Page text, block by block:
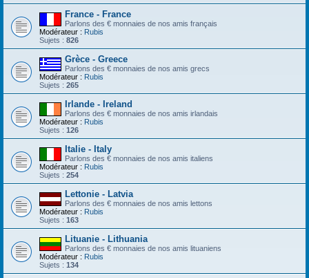
France - France
Parlons des € monnaies de nos amis français
Modérateur : Rubis
Sujets : 826
Grèce - Greece
Parlons des € monnaies de nos amis grecs
Modérateur : Rubis
Sujets : 265
Irlande - Ireland
Parlons des € monnaies de nos amis irlandais
Modérateur : Rubis
Sujets : 126
Italie - Italy
Parlons des € monnaies de nos amis italiens
Modérateur : Rubis
Sujets : 254
Lettonie - Latvia
Parlons des € monnaies de nos amis lettons
Modérateur : Rubis
Sujets : 163
Lituanie - Lithuania
Parlons des € monnaies de nos amis lituaniens
Modérateur : Rubis
Sujets : 134